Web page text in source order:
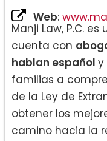
Web:
Manji Law, P.C.
cuenta con
hablan español y
familias a
de la Ley de
obtener los
camino hacia la